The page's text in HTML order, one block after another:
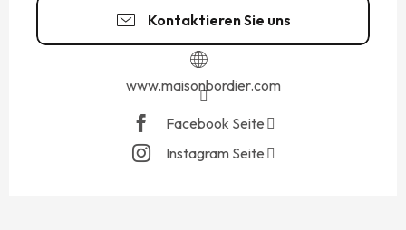
Kontaktieren Sie uns
www.maisonbordier.com
Facebook Seite
Instagram Seite